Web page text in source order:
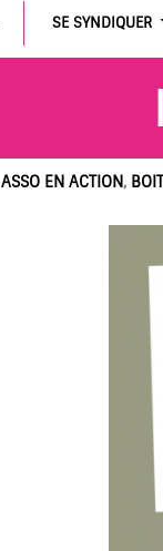
SE SYNDIQUER
ASSO EN ACTION,